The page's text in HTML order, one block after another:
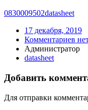
0830009502datasheet
17 декабря, 2019
Комментариев
Администратор
datasheet
Добавить
Для отправки